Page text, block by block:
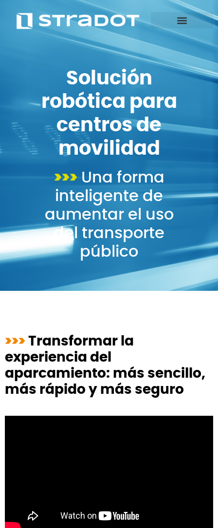
Solución
robótica para
centros de
movilidad
>>>Una forma
inteligente de
aumentar el uso
del transporte
público
>>> Transformar la
experiencia del
aparcamiento: más sencillo,
más rápido y más seguro